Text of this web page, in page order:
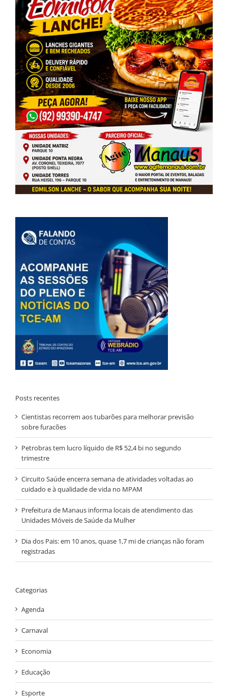
Posts recentes
Cientistas recorrem aos tubarões para melhorar previsão
sobre furacões
Petrobras tem lucro líquido de R$ 52,4 bi no segundo
trimestre
Circuito Saúde encerra semana de atividades voltadas ao
cuidado e à qualidade de vida no MPAM
Prefeitura de Manaus informa locais de atendimento das
Unidades Móveis de Saúde da Mulher
Dia dos Pais: em 10 anos, quase 1,7 mi de crianças não foram
registradas
Categorias
Agenda
Carnaval
Economia
Educação
Esporte